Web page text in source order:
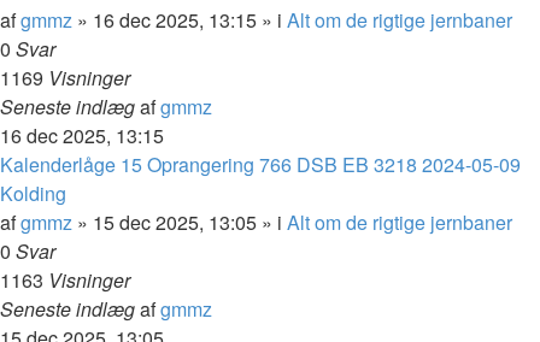
afgmmz » 16 dec 2025, 13:15 » i Alt om de rigtige jernbaner
0 Svar
1169 Visninger
Seneste indlægafgmmz
16 dec 2025, 13:15
Kalenderlåge 15 Oprangering 766 DSB EB 3218 2024-05-09
Kolding
afgmmz » 15 dec 2025, 13:05 » i Alt om de rigtige jernbaner
0 Svar
1163 Visninger
Seneste indlægafgmmz